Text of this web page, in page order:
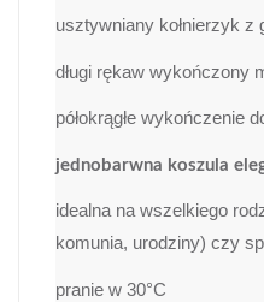
usztywniany kołnierzyk z
długi rękaw wykończony
półokrągłe wykończenie
jednobarwna koszula
idealna na wszelkiego
komunia, urodziny) czy
pranie w 30°C